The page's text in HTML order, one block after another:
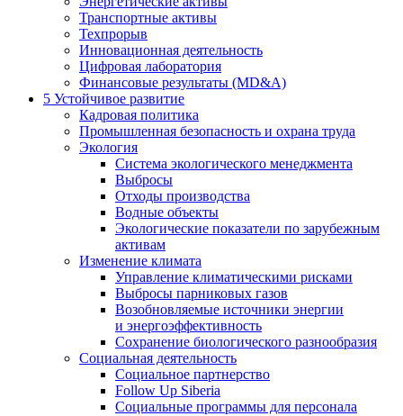
Транспортные активы
Техпрорыв
Инновационная деятельность
Цифровая лаборатория
Финансовые результаты (MD&A)
5 Устойчивое развитие
Кадровая политика
Промышленная безопасность и охрана труда
Экология
Система экологического менеджмента
Выбросы
Отходы производства
Водные объекты
Экологические показатели по зарубежным
активам
Изменение климата
Управление климатическими рисками
Выбросы парниковых газов
Возобновляемые источники энергии
и энергоэффективность
Сохранение биологического разнообразия
Социальная деятельность
Социальное партнерство
Follow Up Siberia
Социальные программы для персонала